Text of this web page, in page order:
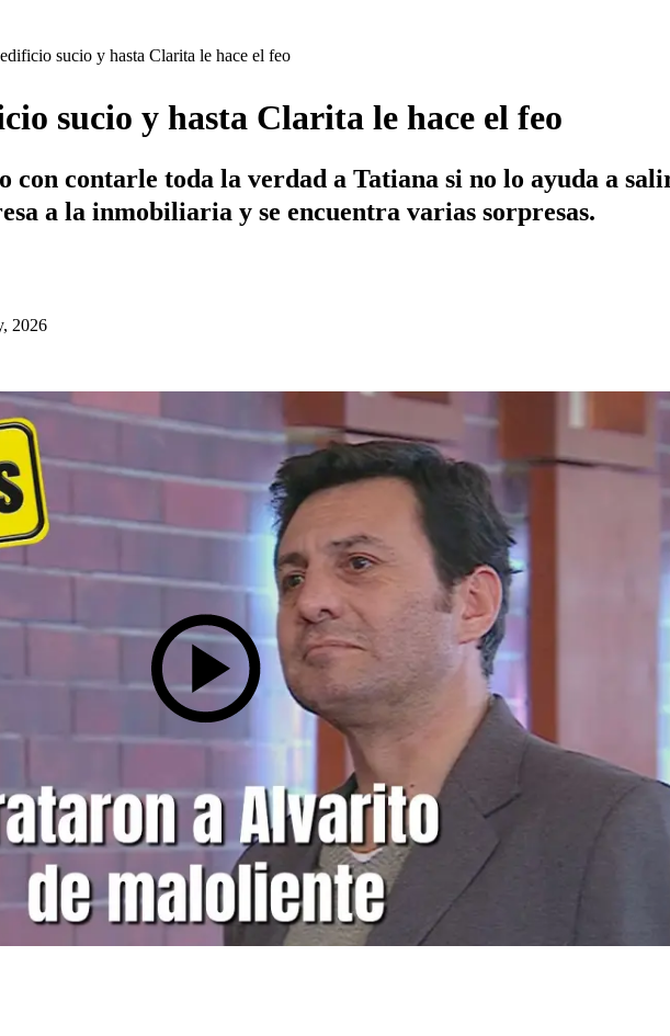
sucio y hasta Clarita le hace el feo
sucio y hasta Clarita le hace el feo
con contarle toda la verdad a Tatiana si no lo ayuda a
a la inmobiliaria y se encuentra varias sorpresas.
2026